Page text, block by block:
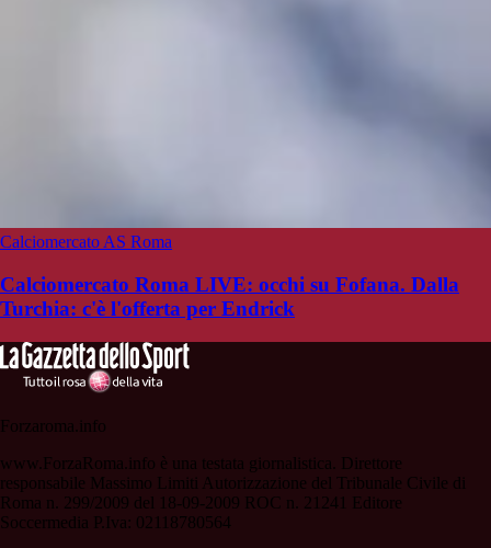
Calciomercato AS Roma
Calciomercato Roma LIVE: occhi su Fofana. Dalla
Turchia: c'è l'offerta per Endrick
Forzaroma.info
www.ForzaRoma.info è una testata giornalistica. Direttore
responsabile Massimo Limiti Autorizzazione del Tribunale Civile di
Roma n. 299/2009 del 18-09-2009 ROC n. 21241 Editore
Soccermedia P.Iva: 02118780564